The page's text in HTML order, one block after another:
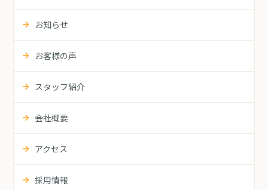
お知らせ
お客様の声
スタッフ紹介
会社概要
アクセス
採用情報